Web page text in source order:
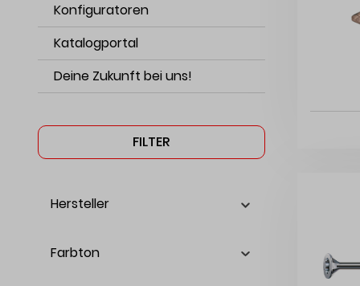
Konfiguratoren
Katalogportal
Deine Zukunft bei uns!
FILTER
Hersteller
Farbton